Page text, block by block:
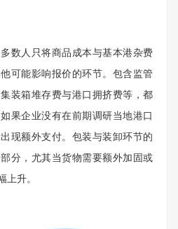
人只将商品成本与基本港杂费
可能影响报价的环节。包含监管
装箱堆存费与港口拥挤费等，都
果企业没有在前期调研当地港口
现额外支付。包装与装卸环节的
分，尤其当货物需要额外加固或
上升。